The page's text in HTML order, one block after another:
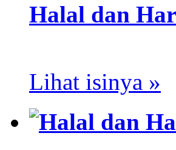
Halal dan
Lihat isinya »
Halal dan